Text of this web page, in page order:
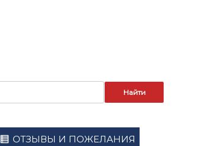
ОТЗЫВЫ И ПОЖЕЛАНИЯ